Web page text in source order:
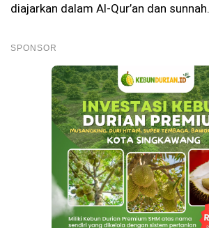
diajarkan dalam Al-Qur’an dan sunnah.
SPONSOR